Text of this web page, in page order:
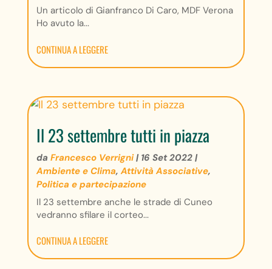
Un articolo di Gianfranco Di Caro, MDF Verona
Ho avuto la...
CONTINUA A LEGGERE
Il 23 settembre tutti in piazza
da Francesco Verrigni| 16 Set 2022|
Ambiente e Clima, Attività Associative,
Politica e partecipazione
Il 23 settembre anche le strade di Cuneo
vedranno sfilare il corteo...
CONTINUA A LEGGERE